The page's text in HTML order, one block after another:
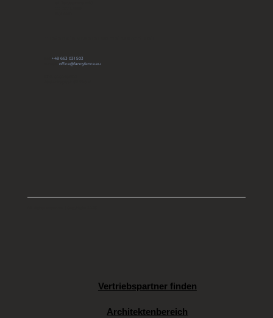
tel:+48 663 031 503
e-mail:office@fancyfence.eu
Vertriebspartner finden
Architektenbereich